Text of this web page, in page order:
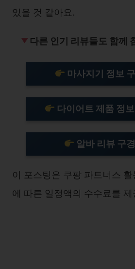
있을 것 같아요.
다른 인기 리뷰들도 함께
마사지기 정보
다이어트 제품 정보
알바 리뷰 구
이 포스팅은 쿠팡 파트너스
에 따른 일정액의 수수료를